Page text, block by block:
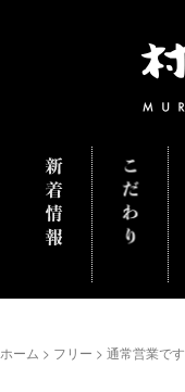
ホーム > フリー > 通常営業です